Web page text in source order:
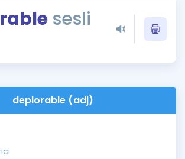
Takvimi
sesli
deplorable (adj)